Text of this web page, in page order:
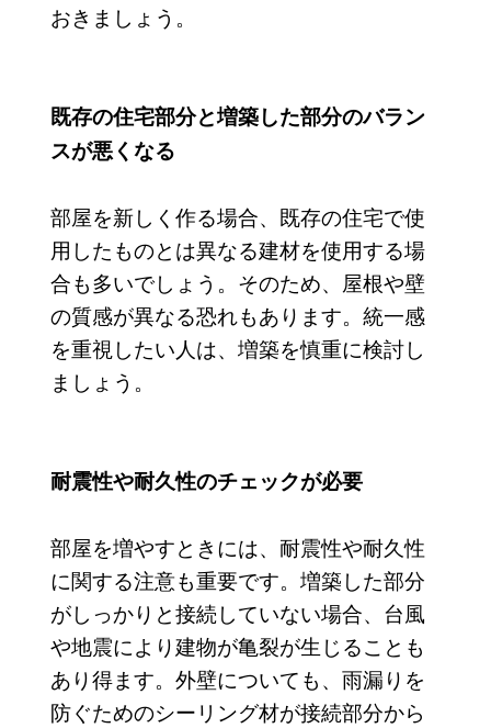
おきましょう。
既存の住宅部分と増築した部分のバラン
スが悪くなる
部屋を新しく作る場合、既存の住宅で使
用したものとは異なる建材を使用する場
合も多いでしょう。そのため、屋根や壁
の質感が異なる恐れもあります。統一感
を重視したい人は、増築を慎重に検討し
ましょう。
耐震性や耐久性のチェックが必要
部屋を増やすときには、耐震性や耐久性
に関する注意も重要です。増築した部分
がしっかりと接続していない場合、台風
や地震により建物が亀裂が生じることも
あり得ます。外壁についても、雨漏りを
防ぐためのシーリング材が接続部分から